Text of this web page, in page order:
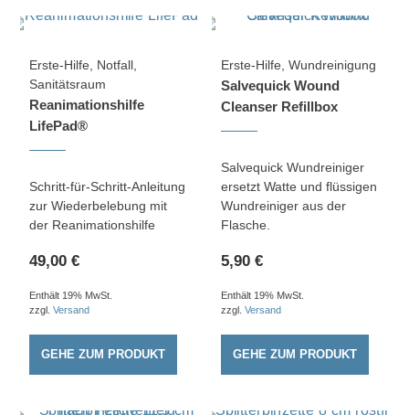
Erste-Hilfe Notfall
Sanitätsraum
Reanimationshilfe
LifePad®
49,00€
Enthält 19% MwSt.
zzgl.Versand
Schritt-für-Schritt-Anleitung
zur Wiederbelebung mit
der Reanimationshilfe
GEHE ZUM PRODUKT
Erste-Hilfe Wundreinigung
Salvequick Wound
Cleanser Refillbox
5,90 €
Enthält 19% MwSt.
zzgl. Versand
Salvequick Wundreiniger
ersetzt Watte und flüssigen
Wundreiniger aus der
Flasche.
GEHE ZUM PRODUKT